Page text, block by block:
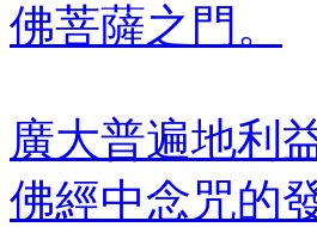
佛菩薩之門。
廣大普遍地利
佛經中念咒的